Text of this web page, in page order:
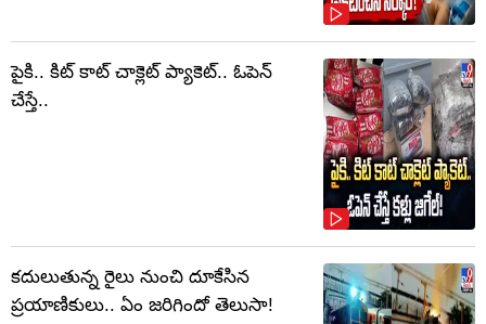
పైకి.. కిట్‌ కాట్‌ చాక్లెట్ ప్యాకెట్‌.. ఓపెన్‌
చేస్తే..
కదులుతున్న రైలు నుంచి దూకేసిన
ప్రయాణికులు.. ఏం జరిగిందో తెలుసా!